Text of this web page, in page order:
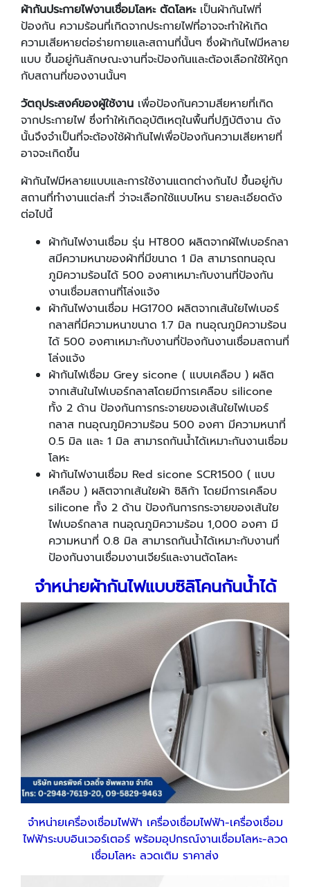
ผ้ากันประกายไฟงานเชื่อมโลหะ ตัดโลหะเป็นผ้ากันไฟที่
ป้องกัน ความร้อนที่เกิดจากประกายไฟที่อาจจะทำให้เกิด
ความเสียหายต่อร่ายกายและสถานที่นั้นๆ ซึ่งผ้ากันไฟมีหลาย
แบบ ขึ้นอยู่กันลักษณะงานที่จะป้องกันและต้องเลือกใช้ให้ถูก
กับสถานที่ของงานนั้นๆ
วัตถุประสงค์ของผู้ใช้งาน เพื่อป้องกันความสียหายที่เกิด
จากประกายไฟ ซึ่งทำให้เกิดอุบัติเหตุในพื้นที่ปฏิบัติงาน ดัง
นั้นจึงจำเป็นที่จะต้องใช้ผ้ากันไฟเพื่อป้องกันความเสียหายที่
อาจจะเกิดขึ้น
ผ้ากันไฟมีหลายแบบและการใช้งานแตกต่างกันไป ขึ้นอยู่กับ
สถานที่ทำงานแต่ละที่ ว่าจะเลือกใช้แบบไหน รายละเอียดดัง
ต่อไปนี้
ผ้ากันไฟงานเชื่อม รุ่น HT800 ผลิตจากผ้ไฟเบอร์กลา
สมีความหนาของผ้าที่มีขนาด 1 มิล สามารถทนอุณ
ภูมิความร้อนได้ 500 องศาเหมาะกับงานที่ป้องกัน
งานเชื่อมสถานที่โล่งแจ้ง
ผ้ากันไฟงานเชื่อม HG1700 ผลิตจากเส้นใยไฟเบอร์
กลาสที่มีความหนาขนาด 1.7 มิล ทนอุณภูมิความร้อน
ได้ 500 องศาเหมาะกับงานที่ป้องกันงานเชื่อมสถานที่
โล่งแจ้ง
ผ้ากันไฟเชื่อม Grey sicone ( แบบเคลือบ ) ผลิต
จากเส้นในไฟเบอร์กลาสโดยมีการเคลือบ silicone
ทั้ง 2 ด้าน ป้องกันการกระจายของเส้นใยไฟเบอร์
กลาส ทนอุณภูมิความร้อน 500 องศา มีความหนาที่
0.5 มิล และ 1 มิล สามารถกันน้ำได้เหมาะกันงานเชื่อม
โลหะ
ผ้ากันไฟงานเชื่อม Red sicone SCR1500 ( แบบ
เคลือบ ) ผลิตจากเส้นใยผ้า ซิลิก้า โดยมีการเคลือบ
silicone ทั้ง 2 ด้าน ป้องกันการกระจายของเส้นใย
ไฟเบอร์กลาส ทนอุณภูมิความร้อน 1,000 องศา มี
ความหนาที่ 0.8 มิล สามารถกันน้ำได้เหมาะกับงานที่
ป้องกันงานเชื่อมงานเจียร์และงานตัดโลหะ
จำหน่ายผ้ากันไฟแบบซิลิโคนกันน้ำได้
จำหน่ายเครื่องเชื่อมไฟฟ้า เครื่องเชื่อมไฟฟ้า-เครื่องเชื่อม
ไฟฟ้าระบบอินเวอร์เตอร์ พร้อมอุปกรณ์งานเชื่อมโลหะ-ลวด
เชื่อมโลหะ ลวดเติม ราคาส่ง